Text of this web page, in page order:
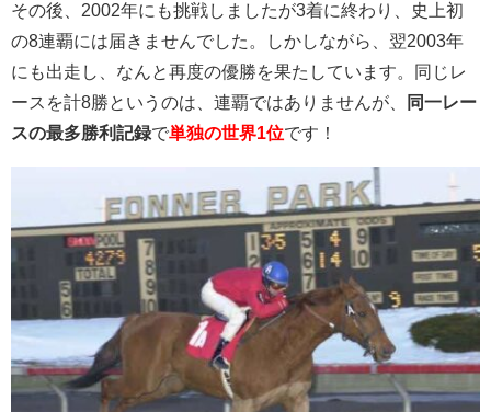
その後、2002年にも挑戦しましたが3着に終わり、史上初
の8連覇には届きませんでした。しかしながら、翌2003年
にも出走し、なんと再度の優勝を果たしています。同じレ
ースを計8勝というのは、連覇ではありませんが、
同一レー
スの最多勝利記録で単独の世界1位です！